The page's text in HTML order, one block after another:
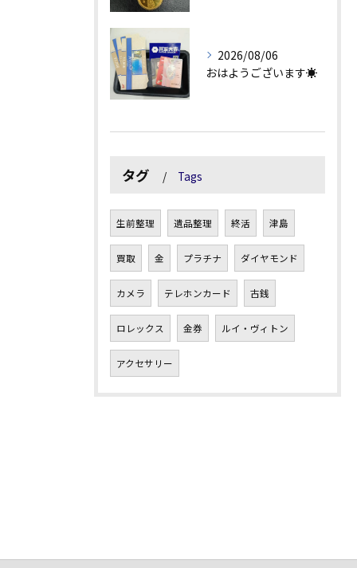
2026/08/06
おはようございます☀
タグ Tags
生前整理 遺品整理 終活 津島
買取 金 プラチナ ダイヤモンド
カメラ テレホンカード 古銭
ロレックス 金券 ルイ・ヴィトン
アクセサリー